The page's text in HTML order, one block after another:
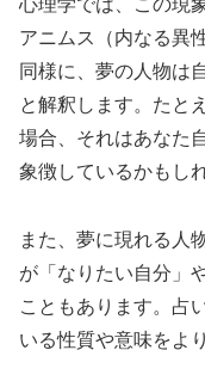
アニムス（内なる異
同様に、夢の人物は
と解釈します。たと
場合、それはあなた
象徴しているかもし
また、夢に現れる人
が「なりたい自分」
こともあります。占
いる性質や意味をよ